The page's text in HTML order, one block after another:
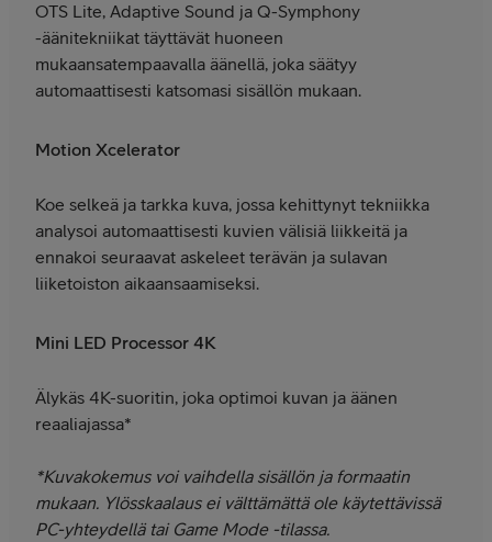
OTS Lite, Adaptive Sound ja Q-Symphony
-äänitekniikat täyttävät huoneen
mukaansatempaavalla äänellä, joka säätyy
automaattisesti katsomasi sisällön mukaan.
Motion Xcelerator
Koe selkeä ja tarkka kuva, jossa kehittynyt tekniikka
analysoi automaattisesti kuvien välisiä liikkeitä ja
ennakoi seuraavat askeleet terävän ja sulavan
liiketoiston aikaansaamiseksi.
Mini LED Processor 4K
Älykäs 4K-suoritin, joka optimoi kuvan ja äänen
reaaliajassa*
*Kuvakokemus voi vaihdella sisällön ja formaatin
mukaan. Ylösskaalaus ei välttämättä ole käytettävissä
PC-yhteydellä tai Game Mode -tilassa.